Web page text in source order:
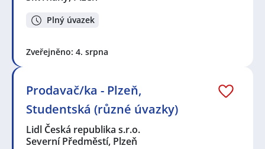
Plný úvazek
Zveřejněno: 4. srpna
Prodavač/ka - Plzeň,
Studentská (různé úvazky)
Lidl Česká republika s.r.o.
Severní Předměstí, Plzeň